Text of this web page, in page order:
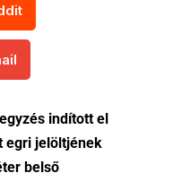
indított el
egri jelöltjének
belső